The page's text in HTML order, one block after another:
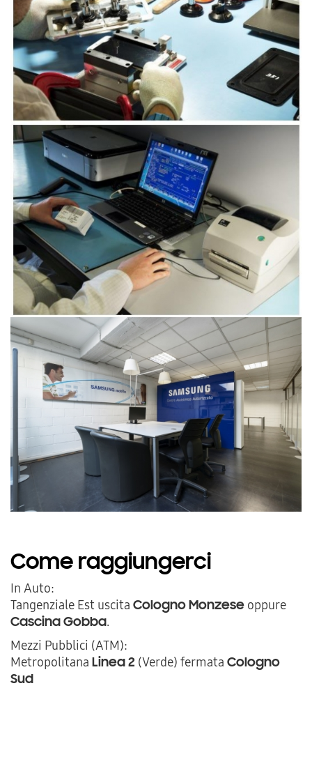
Come raggiungerci
In Auto:
Tangenziale Est uscita Cologno Monzese oppure
Cascina Gobba.
Mezzi Pubblici (ATM):
Metropolitana Linea 2 (Verde) fermata Cologno
Sud